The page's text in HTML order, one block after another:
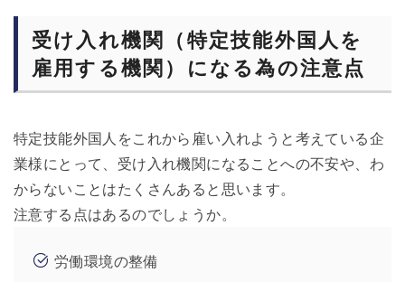
受け入れ機関（特定技能外国人を
雇用する機関）になる為の注意点
特定技能外国人をこれから雇い入れようと考えている企
業様にとって、受け入れ機関になることへの不安や、わ
からないことはたくさんあると思います。
注意する点はあるのでしょうか。
労働環境の整備